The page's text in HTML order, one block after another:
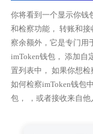
你将看到一个显示你钱
和检察功能， 转账和
察余额外，它是专门用
imToken钱包， 添加自
置列表中， 如果你想
如何检察imToken钱包
包， ，或者接收来自他